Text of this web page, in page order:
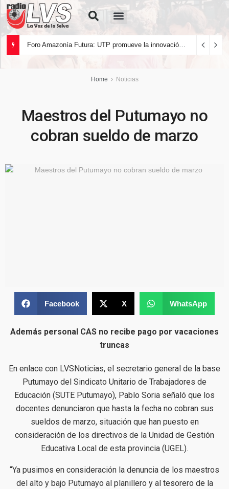
Home Noticias
Maestros del Putumayo no
cobran sueldo de marzo
Facebook X WhatsApp
Además personal CAS no recibe pago por vacaciones
truncas
En enlace con LVSNoticias, el secretario general de la base
Putumayo del Sindicato Unitario de Trabajadores de
Educación (SUTE Putumayo), Pablo Soria señaló que los
docentes denunciaron que hasta la fecha no cobran sus
sueldos de marzo, situación que han puesto en
consideración de los directivos de la Unidad de Gestión
Educativa Local de esta provincia (UGEL).
“Ya pusimos en consideración la denuncia de los maestros
del alto y bajo Putumayo al planillero y al tesorero de la